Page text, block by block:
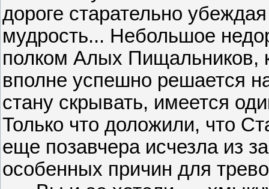
дороге старательно
мудрость... Небольшое
полком Алых Пищальников,
вполне успешно решается
стану скрывать, имеется
Только что доложили, что
еще позавчера исчезла из
особенных причин для